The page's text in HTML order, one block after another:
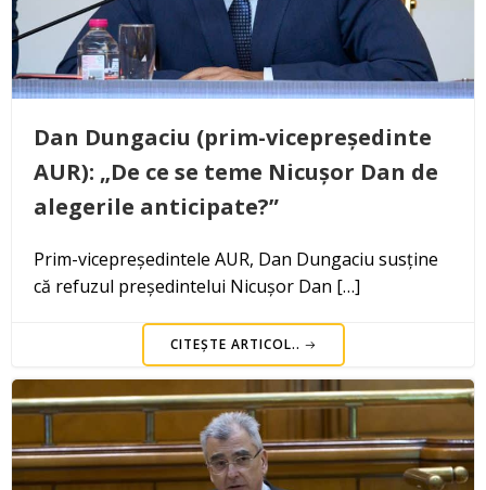
Dan Dungaciu (prim-vicepreședinte
AUR): „De ce se teme Nicușor Dan de
alegerile anticipate?”
Prim-vicepreședintele AUR, Dan Dungaciu susține
că refuzul președintelui Nicușor Dan […]
CITEȘTE ARTICOL..